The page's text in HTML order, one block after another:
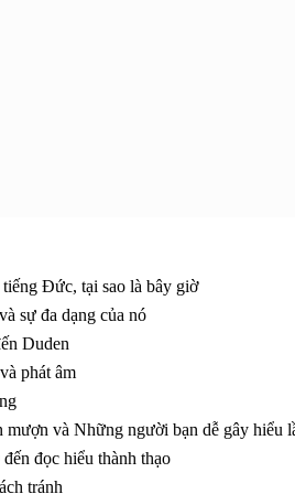
Đức, tại sao là bây giờ
sự đa dạng của nó
Duden
phát âm
và Những người bạn dễ gây hiểu
đọc hiểu thành thạo
tránh